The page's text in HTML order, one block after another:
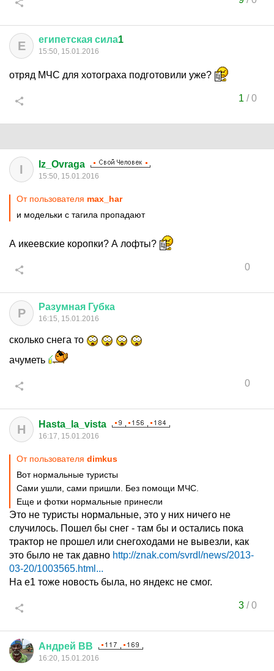
Е египетская сила1
15:50, 15.01.2016
отряд МЧС для хотограха подготовили уже?
1 /0
I Iz_Ovraga
15:50, 15.01.2016
От пользователя max_har
и модельки с тагила пропадают
А икеевские коропки? А лофты?
0
Р Разумная Губка
16:15, 15.01.2016
сколько снега то
ачуметь
0
H Hasta_la_vista
16:17, 15.01.2016
От пользователя dimkus
Вот нормальные туристы
Сами ушли, сами пришли. Без помощи МЧС.
Еще и фотки нормальные принесли
Это не туристы нормальные, это у них ничего не
случилось. Пошел бы снег - там бы и остались пока
трактор не прошел или снегоходами не вывезли, как
это было не так давно http://znak.com/svrdl/news/2013-
03-20/1003565.html...
На е1 тоже новость была, но яндекс не смог.
3/0
Андрей ВВ
16:20, 15.01.2016